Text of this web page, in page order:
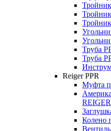
Труба
Труба
Reiger PPR
Муфта
REIGER
Колено